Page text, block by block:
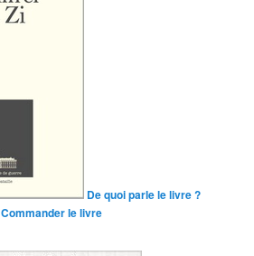
De quoi parle le livre ?
Commander le livre